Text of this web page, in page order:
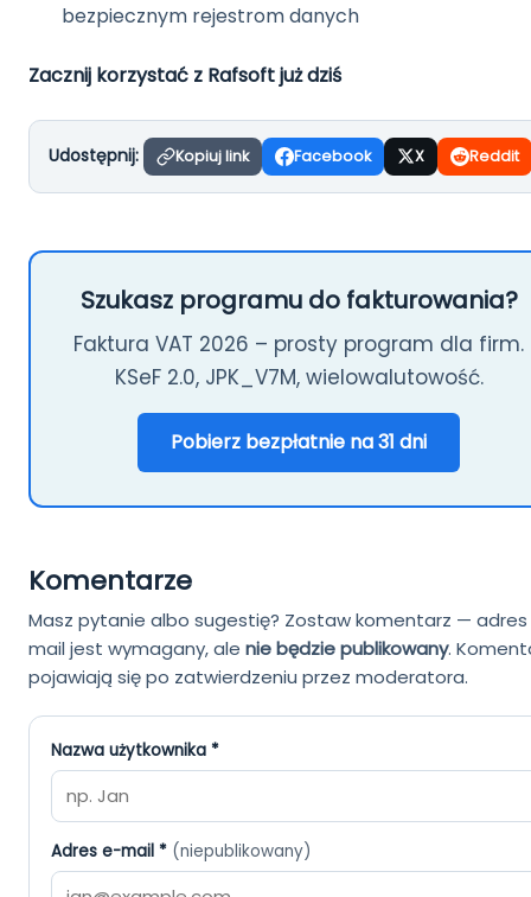
bezpiecznym rejestrom danych
Zacznij korzystać z Rafsoft już dziś
Udostępnij: Kopiuj link Facebook X Reddit
Szukasz programu do fakturowania?
Faktura VAT 2026 – prosty program dla firm.
KSeF 2.0, JPK_V7M, wielowalutowość.
Pobierz bezpłatnie na 31 dni
Komentarze
Masz pytanie albo sugestię? Zostaw komentarz —
mail jest wymagany, ale nie będzie publikowany.
pojawiają się po zatwierdzeniu przez moderatora.
Nazwa użytkownika *
Adres e-mail * (niepublikowany)